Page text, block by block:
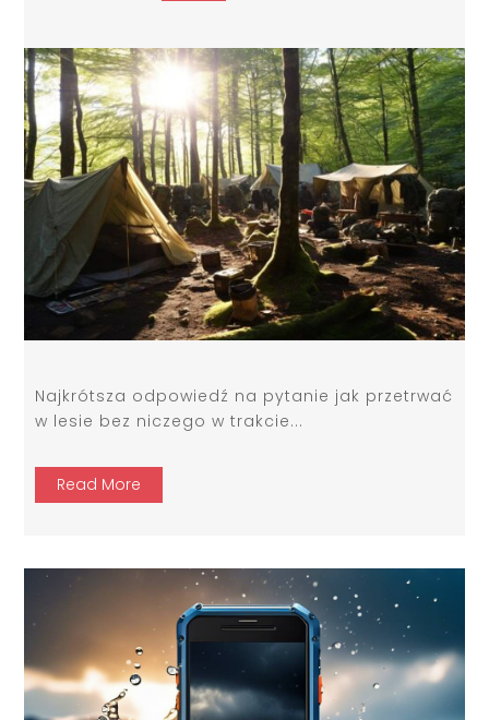
Najkrótsza odpowiedź na pytanie jak przetrwać
w lesie bez niczego w trakcie...
Read More